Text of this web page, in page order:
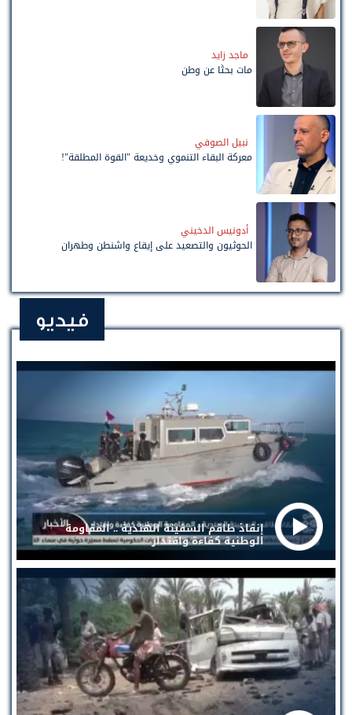
ماجد زايد
مات بحثًا عن وطن
نبيل الصوفي
معركة البقاء التنموي وخديعة "القوة المطلقة"!
أدونيس الدخيني
الحوثيون والتصعيد على إيقاع واشنطن وطهران
فيديو
إنقاذ طاقم السفينة الهندية .. المقاومة
الوطنية كفاءة واقتدار